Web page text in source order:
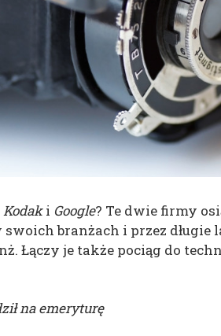
Kodaki Google? Te dwie firmy
branżach i przez długie
Łączy je także pociąg do
na emeryturę